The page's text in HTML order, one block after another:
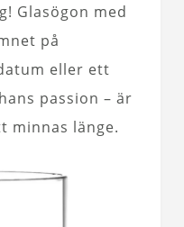
Glasögon med
på
eller ett
passion – är
minnas länge.